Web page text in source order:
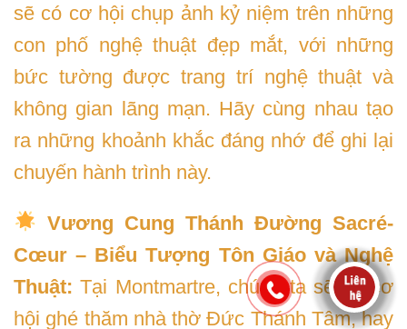
sẽ có cơ hội chụp ảnh kỷ niệm trên những
con phố nghệ thuật đẹp mắt, với những
bức tường được trang trí nghệ thuật và
không gian lãng mạn. Hãy cùng nhau tạo
ra những khoảnh khắc đáng nhớ để ghi lại
chuyến hành trình này.
Vương Cung Thánh Đường Sacré-
Cœur – Biểu Tượng Tôn Giáo và Nghệ
Thuật: Tại Montmartre, chúng ta sẽ có cơ
hội ghé thăm nhà thờ Đức Thánh Tâm, hay